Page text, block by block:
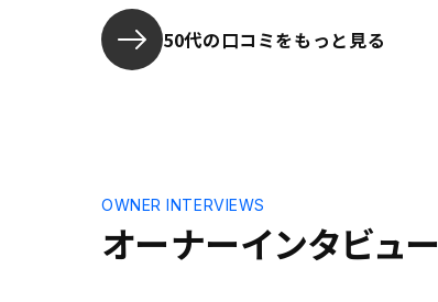
50代の口コミをもっと見る
オーナーインタビュー
OWNER INTERVIEWS